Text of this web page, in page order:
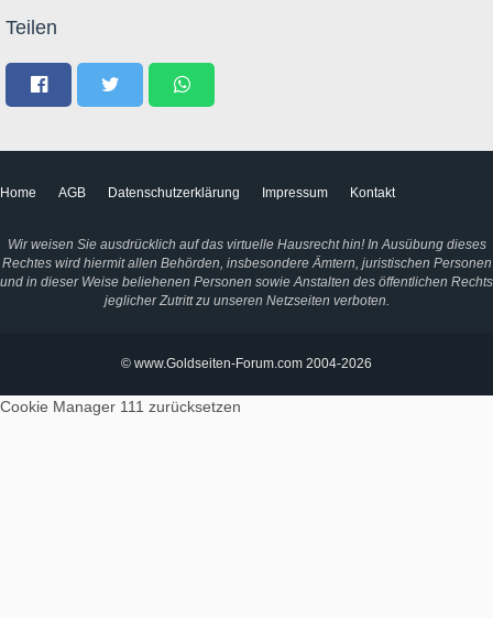
Teilen
Home AGB Datenschutzerklärung Impressum Kontakt
Wir weisen Sie ausdrücklich auf das virtuelle Hausrecht hin! In Ausübung dieses
Rechtes wird hiermit allen Behörden, insbesondere Ämtern, juristischen Personen
und in dieser Weise beliehenen Personen sowie Anstalten des öffentlichen Rechts
jeglicher Zutritt zu unseren Netzseiten verboten.
© www.Goldseiten-Forum.com 2004-2026
Cookie Manager 111 zurücksetzen